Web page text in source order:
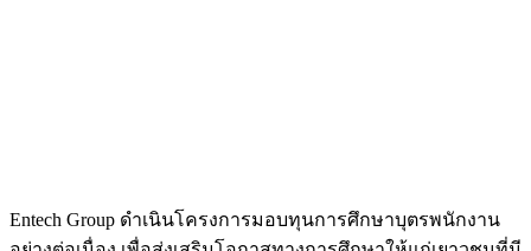
Entech Group ดำเนินโครงการมอบทุนการศึกษาบุตรพนักงาน